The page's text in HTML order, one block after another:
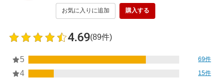
ア サロン リペア ギフト プレゼント
お気に入りに追加 購入する
4.69(89件)
5 69件
4 15件